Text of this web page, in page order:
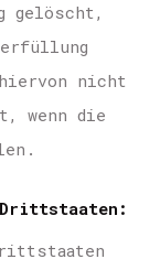
gelöscht,
nicht
wenn die
Drittstaaten: